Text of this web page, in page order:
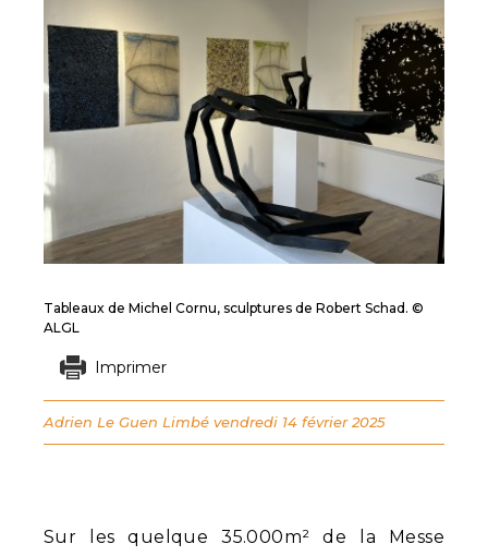
Sur les quelque 35.000m² de la Messe
Tableaux de Michel Cornu, sculptures de Robert Schad. ©
ALGL
Imprimer
Adrien Le Guen Limbé vendredi 14 février 2025